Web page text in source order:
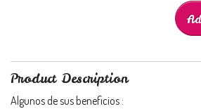
Product Description
Algunos de sus beneficios :